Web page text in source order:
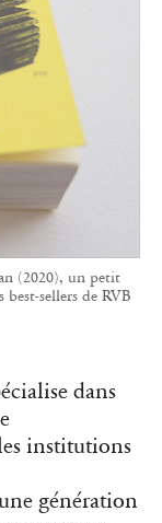
(2020), un petit
sellers de RVB
dans
institutions
génération